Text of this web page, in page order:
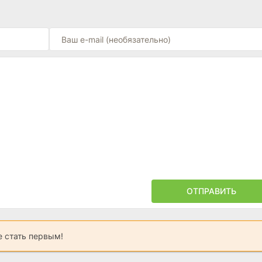
ОТПРАВИТЬ
стать первым!